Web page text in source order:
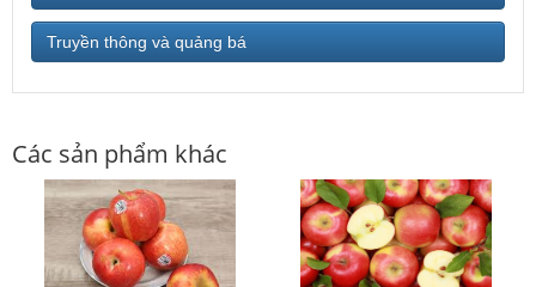
Truyền thông và quảng bá
Các sản phẩm khác